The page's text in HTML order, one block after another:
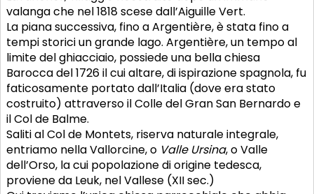
valanga che nel 1818 scese dall’Aiguille Vert.
La piana successiva, fino a Argentière, è stata fino a
tempi storici un grande lago. Argentière, un tempo al
limite del ghiacciaio, possiede una bella chiesa
Barocca del 1726 il cui altare, di ispirazione spagnola, fu
faticosamente portato dall’Italia (dove era stato
costruito) attraverso il Colle del Gran San Bernardo e
il Col de Balme.
Saliti al Col de Montets, riserva naturale integrale,
entriamo nella Vallorcine, o Valle Ursina, o Valle
dell’Orso, la cui popolazione di origine tedesca,
proviene da Leuk, nel Vallese (XII sec.)